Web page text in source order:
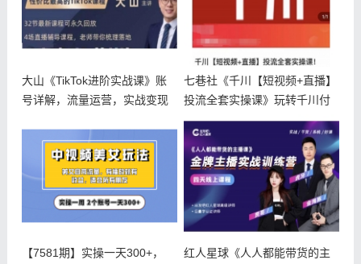
大山《TikTok进阶实战课》账
号详解，流量运营，实战变现
七巷社《千川【短视频+直播】
投流全套实操课》玩转千川付
费投放
【7581期】实操一天300+，
红人星球《人人都能带货的主